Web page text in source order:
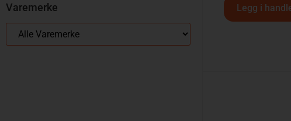
Varemerke Legg i